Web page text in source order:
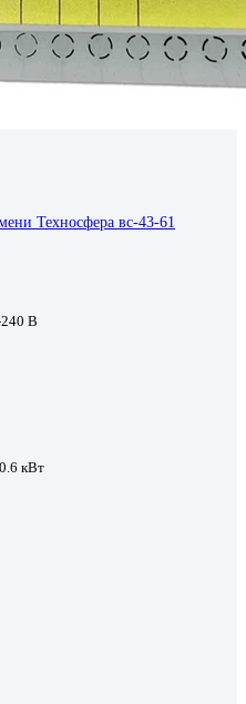
Техносфера вс-43-61
В
0.6 кВт